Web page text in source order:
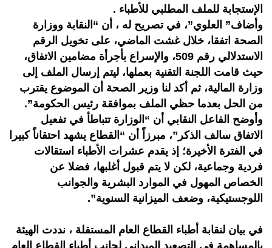
الإستجابة للملف المطلبي للأطباء .
وأضاف” العلوي”، في تصريح له ، أن “النقابة ووزارة
الصحة اتفقا، خلال غشت الماضي، على تخويل الرقم
الاستدلالي رقم 509، والإسراع بأجرأة مضامين الاتفاق،
حيث قامت اللجنة التقنية بعملها، ليتم إرسال الملف إلى
وزارة المالية، ثم أكد لنا وزير الصحة أن الموضوع يقترب
من الحل بعدما حظي الملف بموافقة رئيس الحكومة”.
وأوضح الفاعل النقابي أن “الوزارة تتباطأ في تفعيل
الاتفاق سالف الذكر”، مبرزاً أن “القطاع يشهد احتقاناً كبيرا
في الفترة الأخيرة؛ إذ يقدم عشرات الأطباء استقالات
فردية وجماعية، لكن لا يتم قبول أغلبها، فضلا عن
الخصاص المهول في الموارد البشرية والجوانب
اللوجستيكية، وضعف الميزانية السنوية”.
في بيان لنقابة أطباء القطاع العام المستقلة ، نددت الهيئة
بالمساهمة في التصعيد الميداني لجانب أطباء القطاع العام